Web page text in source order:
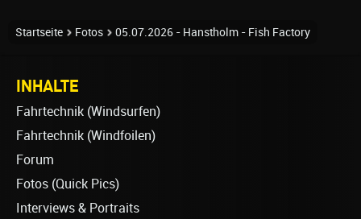
Startseite Fotos 05.07.2026 - Hanstholm - Fish Factory
INHALTE
Fahrtechnik (Windsurfen)
Fahrtechnik (Windfoilen)
Forum
Fotos (Quick Pics)
Interviews & Portraits